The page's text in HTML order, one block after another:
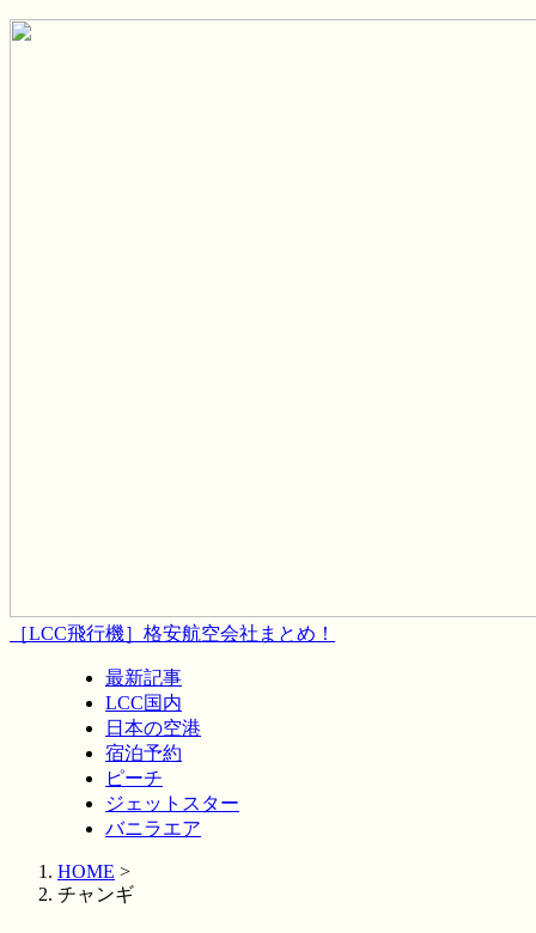
［LCC飛行機］格安航空会社まとめ！
最新記事
LCC国内
日本の空港
宿泊予約
ピーチ
ジェットスター
バニラエア
HOME >
チャンギ